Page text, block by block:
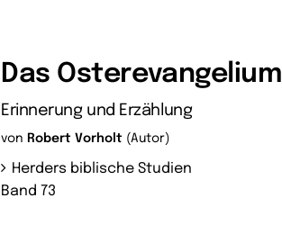
Das Osterevangelium
Erinnerung und Erzählung
von Robert Vorholt (Autor)
Herders biblische Studien
Band 73